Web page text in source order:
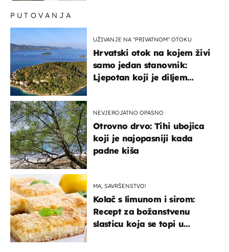
PUTOVANJA
UŽIVANJE NA "PRIVATNOM" OTOKU
Hrvatski otok na kojem živi
samo jedan stanovnik:
Ljepotan koji je diljem
NEVJEROJATNO OPASNO
Otrovno drvo: Tihi ubojica
koji je najopasniji kada
padne kiša
MA, SAVRŠENSTVO!
Kolač s limunom i sirom:
Recept za božanstvenu
slasticu koja se topi u